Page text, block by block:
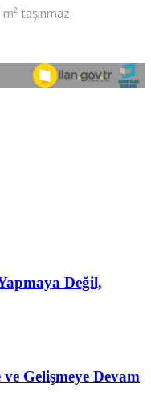
Değil,
Gelişmeye Devam